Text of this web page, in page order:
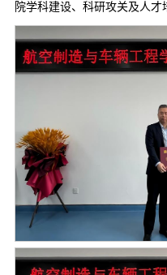
院学科建设、科研攻关及人才